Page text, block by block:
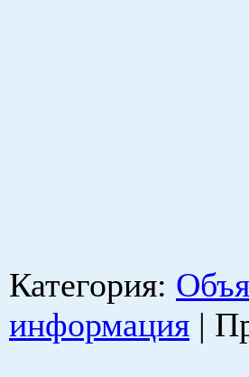
Категория:
информация |